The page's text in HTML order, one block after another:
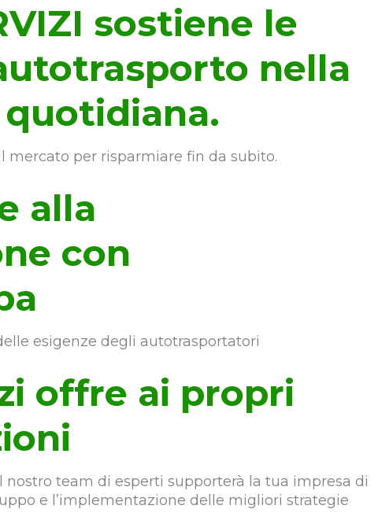
sostiene le
nella
mercato per risparmiare fin da subito.
alla
con
esigenze degli autotrasportatori
offre ai propri
nostro team di esperti supporterà la tua impresa di
e l’implementazione delle migliori strategie